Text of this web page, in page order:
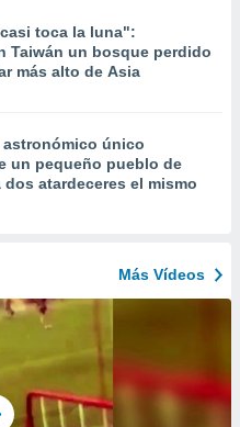
toca la luna":
Taiwán un bosque perdido
más alto de Asia
astronómico único
un pequeño pueblo de
dos atardeceres el mismo
Más Vídeos